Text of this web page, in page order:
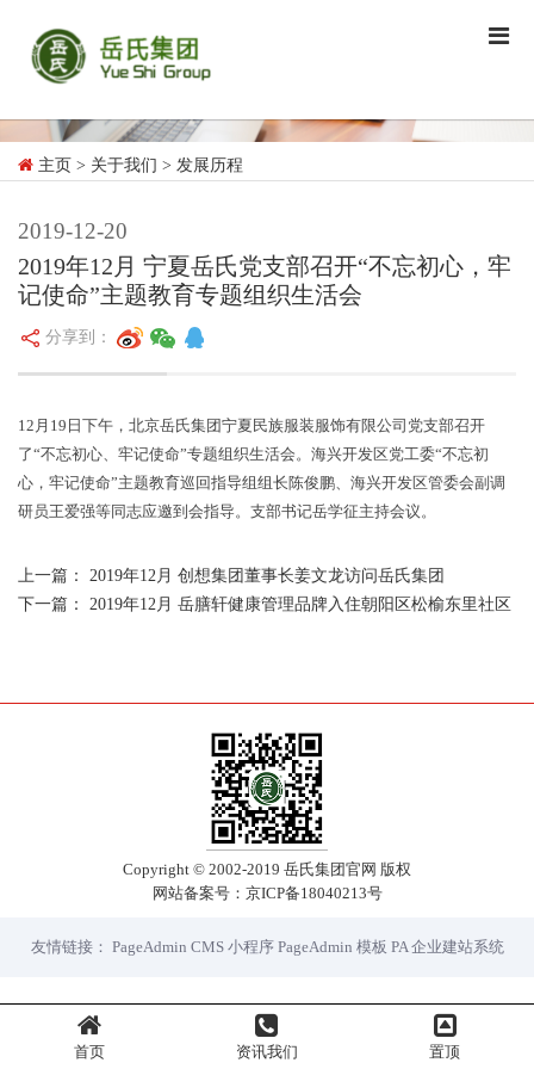
主页 > 关于我们 > 发展历程
2019-12-20
2019年12月 宁夏岳氏党支部召开“不忘初心，牢
记使命”主题教育专题组织生活会
分享到：
12 月 19 日下午，北京岳氏集团宁夏民族服装服饰有限公司党支部召开
了“不忘初心、牢记使命”专题组织生活会。海兴开发区党工委“不忘初
心，牢记使命”主题教育巡回指导组组长陈俊鹏、海兴开发区管委会副调
研员王爱强等同志应邀到会指导。支部书记岳学征主持会议。
上一篇： 2019年12月 创想集团董事长姜文龙访问岳氏集团
下一篇： 2019年12月 岳膳轩健康管理品牌入住朝阳区松榆东里社区
Copyright © 2002-2019 岳氏集团官网 版权
网站备案号： 京ICP备18040213号
友情链接： PageAdmin CMS 小程序 PageAdmin 模板 PA 企业建站系统
首页 资讯我们 置顶